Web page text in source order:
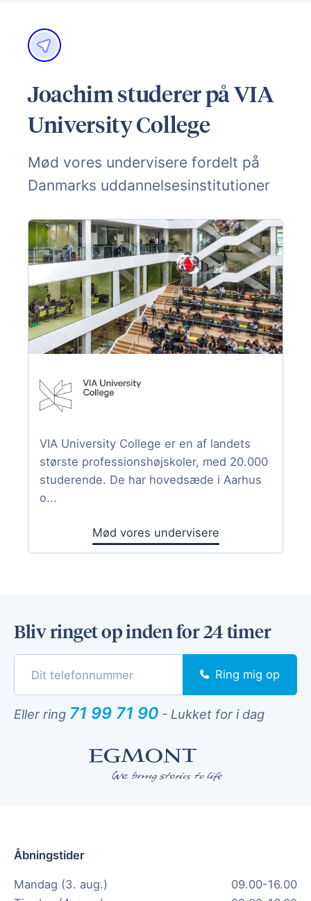
Joachim studerer på VIA
University College
Mød vores undervisere fordelt på
Danmarks uddannelsesinstitutioner
VIA University College er en af landets
største professionshøjskoler, med 20.000
studerende. De har hovedsæde i Aarhus
o...
Mød vores undervisere
Bliv ringet op inden for 24 timer
Ring mig op
Eller ring 71 99 71 90 - Lukket for i dag
Åbningstider
Mandag (3. aug.)
09.00-16.00